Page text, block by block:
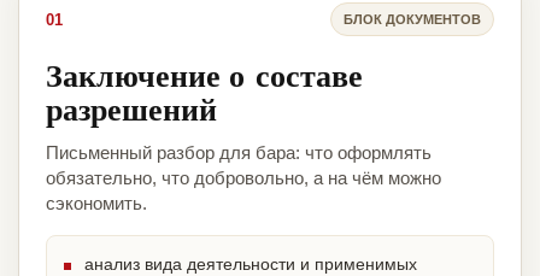
01 БЛОК ДОКУМЕНТОВ
Заключение о составе
разрешений
Письменный разбор для бара: что оформлять
обязательно, что добровольно, а на чём можно
сэкономить.
анализ вида деятельности и применимых